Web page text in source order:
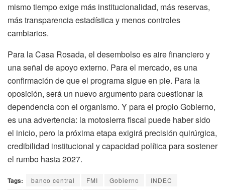
mismo tiempo exige más institucionalidad, más reservas,
más transparencia estadística y menos controles
cambiarios.
Para la Casa Rosada, el desembolso es aire financiero y
una señal de apoyo externo. Para el mercado, es una
confirmación de que el programa sigue en pie. Para la
oposición, será un nuevo argumento para cuestionar la
dependencia con el organismo. Y para el propio Gobierno,
es una advertencia: la motosierra fiscal puede haber sido
el inicio, pero la próxima etapa exigirá precisión quirúrgica,
credibilidad institucional y capacidad política para sostener
el rumbo hasta 2027.
Tags: banco central FMI Gobierno
INDEC